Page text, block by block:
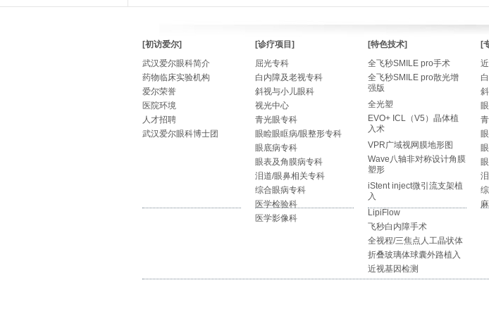
[初访爱尔]
武汉爱尔眼科简介
药物临床实验机构
爱尔荣誉
医院环境
人才招聘
武汉爱尔眼科博士团
[诊疗项目]
屈光专科
白内障及老视专科
斜视与小儿眼科
视光中心
青光眼专科
眼睑眼眶病/眼整形专科
眼底病专科
眼表及角膜病专科
泪道/眼鼻相关专科
综合眼病专科
医学检验科
医学影像科
[特色技术]
全飞秒SMILE pro手术
全飞秒SMILE pro散光增
强版
全光塑
EVO+ ICL（V5）晶体植
入术
VPR广域视网膜地形图
Wave八轴非对称设计角膜
塑形
iStent inject微引流支架植
入
LipiFlow
飞秒白内障手术
全视程/三焦点人工晶状体
折叠玻璃体球囊外路植入
近视基因检测
[